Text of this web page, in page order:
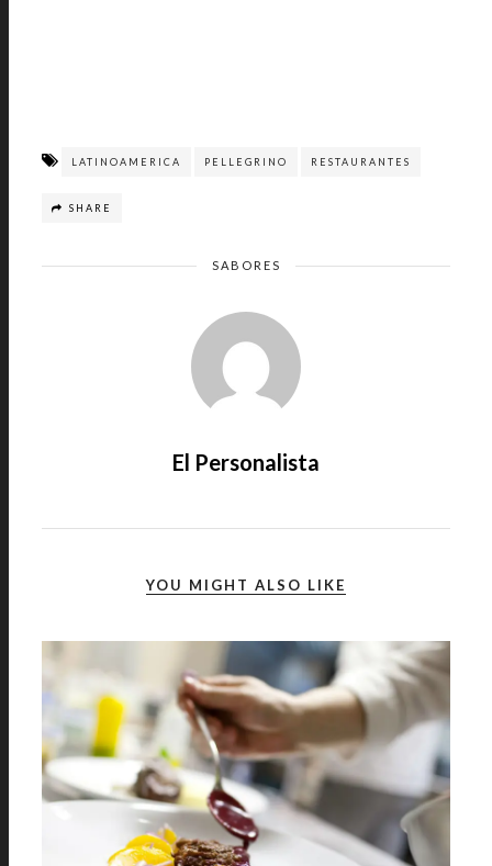
LATINOAMERICA PELLEGRINO RESTAURANTES
SHARE
SABORES
El Personalista
YOU MIGHT ALSO LIKE